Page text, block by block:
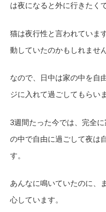
は夜になると外に行きたく
猫は夜行性と言われていま
動していたのかもしれません
なので、日中は家の中を自
ジに入れて過ごしてもらい
3週間たった今では、完全
の中で自由に過ごして夜は
す。
あんなに鳴いていたのに、
心しています。